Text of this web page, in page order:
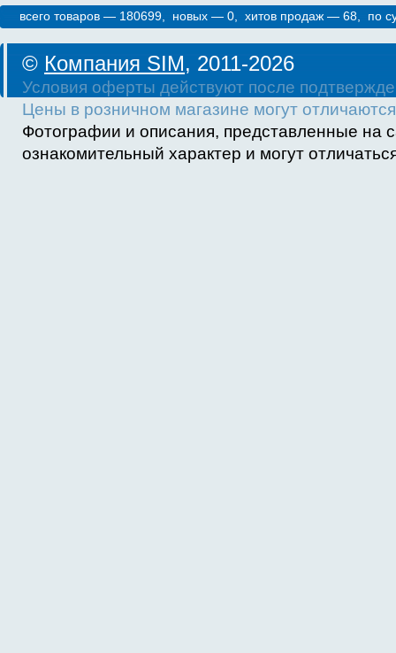
всего товаров — 180699, новых — 0, хитов продаж — 68, по
© Компания SIM, 2011-2026
Условия оферты действуют после
Цены в розничном магазине могут
Фотографии и описания, представленные на
ознакомительный характер и могут